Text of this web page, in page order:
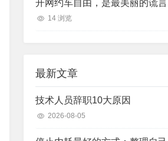
开网约车自由，是最美丽的谎言
14 浏览
最新文章
技术人员辞职10大原因
2026-08-05